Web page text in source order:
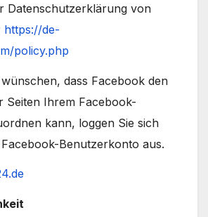
Datenschutzerklärung von
https://de-
policy.php
dass Facebook den
Seiten Ihrem Facebook-
kann, loggen Sie sich
Benutzerkonto aus.